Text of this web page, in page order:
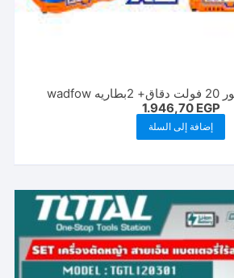
1.946,70 EGP
إضافة إلى السلة